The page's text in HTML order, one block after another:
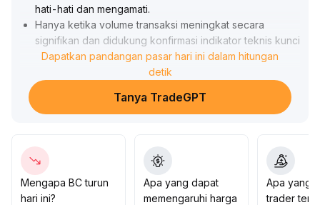
hati-hati dan mengamati.
Hanya ketika volume transaksi meningkat secara
signifikan dan didukung konfirmasi indikator teknis kunci
seperti MACD, barulah dapat mempertimbangkan
Jika level support (rentang referensi $X-Y) ditembus,
maka eksposur risiko perlu dikurangi secara tepat,
Dapatkan pandangan pasar hari ini dalam hitungan
detik
Tanya TradeGPT
Mengapa BC turun
hari ini?
Apa yang dapat
memengaruhi harga
Apa yang
trader